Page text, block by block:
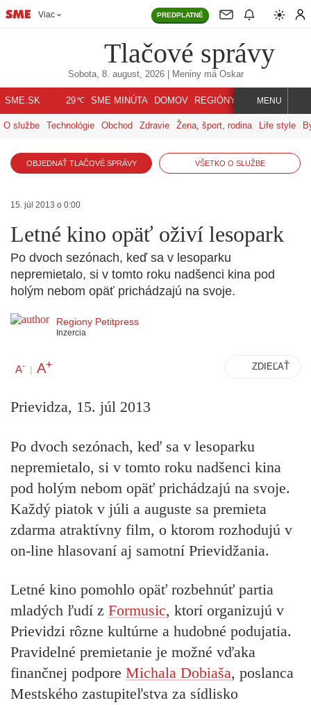
Viac PREDPLATNÉ
Tlačové správy
Sobota, 8. august, 2026| Meniny má Oskar
SME.SK 29℃ SME MINÚTA DOMOV REGIÓNY INDEX SVET
MENU
O službe Technológie Obchod Zdravie Žena, šport, rodina Life style
OBJEDNAŤ TLAČOVÉ SPRÁVY VŠETKO O SLUŽBE
15. júl 2013 o 0:00
Letné kino opäť oživí lesopark
Po dvoch sezónach, keď sa v lesoparku
nepremietalo, si v tomto roku nadšenci kina pod
holým nebom opäť prichádzajú na svoje.
Regiony Petitpress
Inzercia
A- | A+ ZDIEĽAŤ
Prievidza, 15. júl 2013
Po dvoch sezónach, keď sa v lesoparku
nepremietalo, si v tomto roku nadšenci kina
pod holým nebom opäť prichádzajú na svoje.
Každý piatok v júli a auguste sa premieta
zdarma atraktívny film, o ktorom rozhodujú v
on-line hlasovaní aj samotní Prievidžania.
Letné kino pomohlo opäť rozbehnúť partia
mladých ľudí z Formusic, ktorí organizujú v
Prievidzi rôzne kultúrne a hudobné podujatia.
Pravidelné premietanie je možné vďaka
finančnej podpore Michala Dobiaša, poslanca
Mestského zastupiteľstva za sídlisko